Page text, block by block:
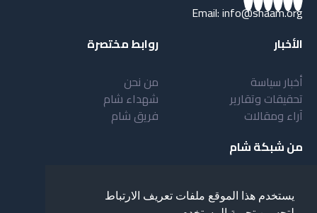
يستخدم هذا الموقع ملفات تعريف الارتباط
Email:info@shaam.org
الأخبار
أخبار سياسة
تحقيقات وتقارير
آراء ومقالات
روابط مختصرة
من نحن
شهداء شام
فريق شام
من شبكة شام
خدمات شبكة شام
مقدمة عن شبكة شام